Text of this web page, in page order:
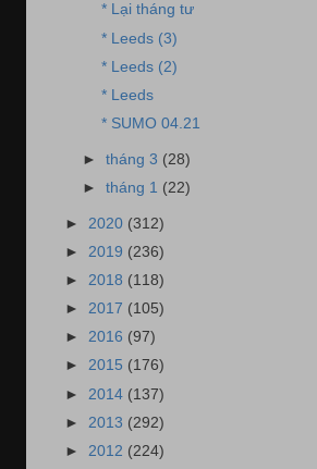
* Lại tháng tư
* Leeds (3)
* Leeds (2)
* Leeds
* SUMO 04.21
►tháng 3 (28)
►tháng 1 (22)
► 2020 (312)
► 2019 (236)
► 2018 (118)
► 2017 (105)
► 2016 (97)
► 2015 (176)
► 2014 (137)
► 2013 (292)
► 2012 (224)